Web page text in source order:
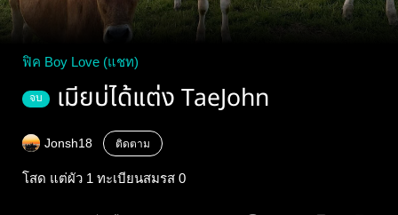
ฟิค Boy Love (แชท)
จบ เมียบ่ได้แต่ง TaeJohn
Jonsh18 ติดตาม
โสด แต่ผัว 1 ทะเบียนสมรส 0